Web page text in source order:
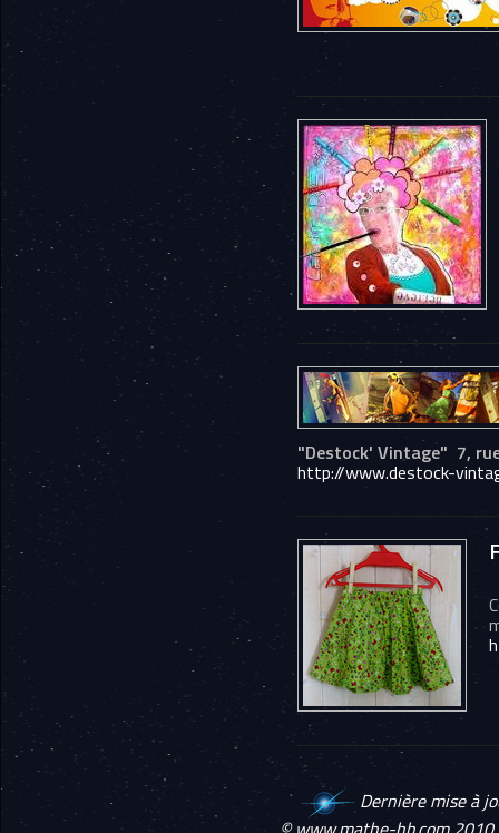
"Destock' Vintage" 7,
http://www.destock-
Dernière mise à